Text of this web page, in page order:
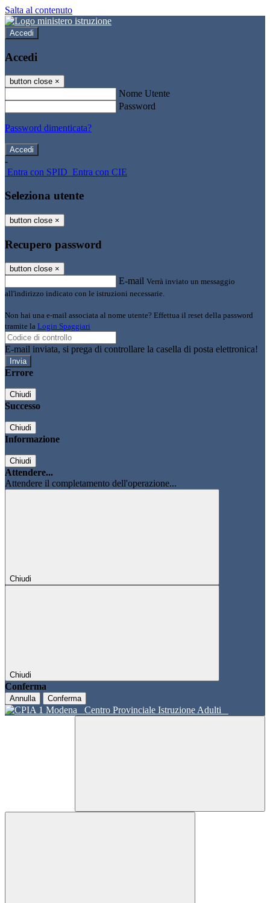
Salta al contenuto
Accedi
Accedi
button close ×
Nome Utente
Password
Password dimenticata?
-
Entra con SPID Entra con CIE
Seleziona utente
button close ×
Recupero password
button close ×
E-mail Verrà inviato un messaggio
all'indirizzo indicato con le istruzioni necessarie.
Non hai una e-mail associata al nome utente? Effettua il reset della password
tramite la Login Spaggiari
E-mail inviata, si prega di controllare la casella di posta elettronica!
Errore
Chiudi
Successo
Chiudi
Informazione
Chiudi
Attendere...
Attendere il completamento dell'operazione...
Chiudi
Chiudi
Conferma
Annulla Conferma
Centro Provinciale Istruzione Adulti